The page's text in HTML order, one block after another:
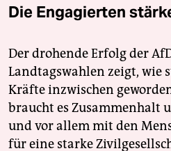
Die Engagierten
Der drohende Erfolg der
Landtagswahlen zeigt, wie
Kräfte inzwischen
braucht es Zusammenhalt
und vor allem mit den
für eine starke